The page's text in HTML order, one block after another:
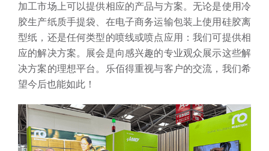
加工市场上可以提供相应的产品与方案。无论是使用冷
胶生产纸质手提袋、在电子商务运输包装上使用硅胶离
型纸，还是任何类型的喷线或喷点应用：我们可提供相
应的解决方案。展会是向感兴趣的专业观众展示这些解
决方案的理想平台。乐佰得重视与客户的交流，我们希
望今后也能如此！